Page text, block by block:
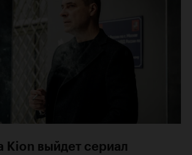
Kion выйдет сериал